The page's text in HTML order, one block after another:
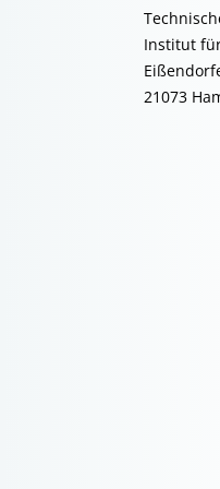
Institut
21073